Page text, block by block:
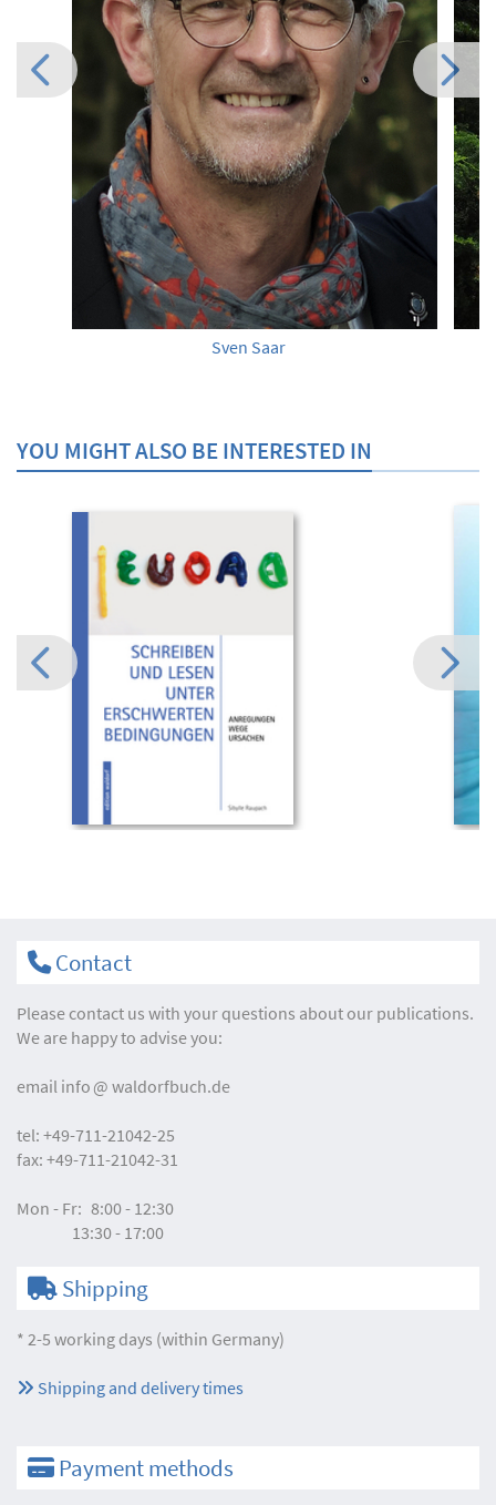
Sven Saar
YOU MIGHT ALSO BE INTERESTED IN
Contact
Please contact us with your questions about our publications.
We are happy to advise you:
email info waldorfbuch.de
tel: +49-711-21042-25
fax: +49-711-21042-31
Mon - Fr: 8:00 - 12:30
13:30 - 17:00
Shipping
* 2-5 working days (within Germany)
Shipping and delivery times
Payment methods